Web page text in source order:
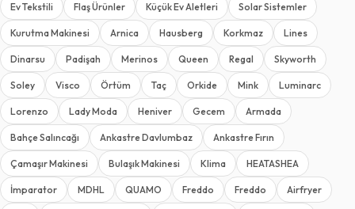
Ev Tekstili Flaş Ürünler Küçük Ev Aletleri Solar Sistemler
Kurutma Makinesi Arnica Hausberg Korkmaz Lines
Dinarsu Padişah Merinos Queen Regal Skyworth
Soley Visco Örtüm Taç Orkide Mink Luminarc
Lorenzo Lady Moda Heniver Gecem Armada
Bahçe Salıncağı Ankastre Davlumbaz Ankastre Fırın
Çamaşır Makinesi Bulaşık Makinesi Klima HEATASHEA
İmparator MDHL QUAMO Freddo Freddo Airfryer